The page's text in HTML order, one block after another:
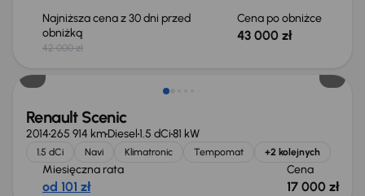
Najniższa cena z 30 dni przed
obniżką
42 000 zł
Cena po obniżce
43 000 zł
Renault Scenic
2014265 914 kmDiesel1.5 dCi81 kW
1.5 dCi Navi Klimatronic Tempomat +2 kolejnych
Miesięczna rata
od 101 zł
Cena
17 000 zł